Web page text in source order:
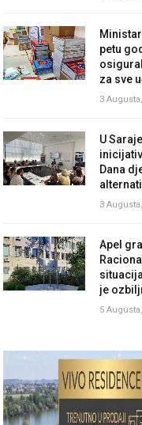
petu
za sve
3
U
Dana
3
Apel
je
5